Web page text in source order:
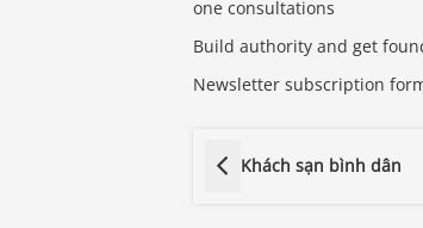
one consultations
Build authority and get
Newsletter subscription
Khách sạn bình dân